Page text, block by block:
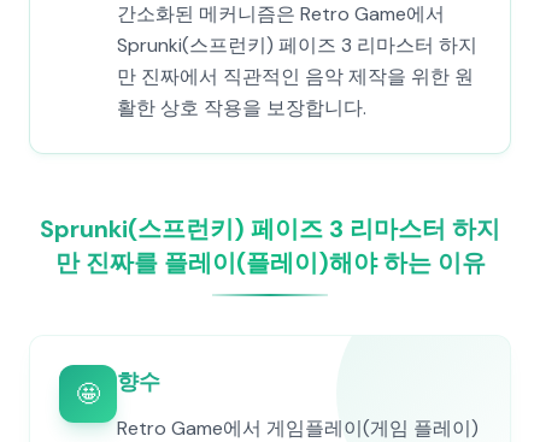
간소화된 메커니즘은 Retro Game에서
Sprunki(스프런키) 페이즈 3 리마스터 하지
만 진짜에서 직관적인 음악 제작을 위한 원
활한 상호 작용을 보장합니다.
Sprunki(스프런키) 페이즈 3 리마스터 하지
만 진짜를 플레이(플레이)해야 하는 이유
🤩 향수
Retro Game에서 게임플레이(게임 플레이)